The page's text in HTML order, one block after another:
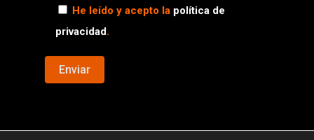
He leído y acepto la política de
privacidad.